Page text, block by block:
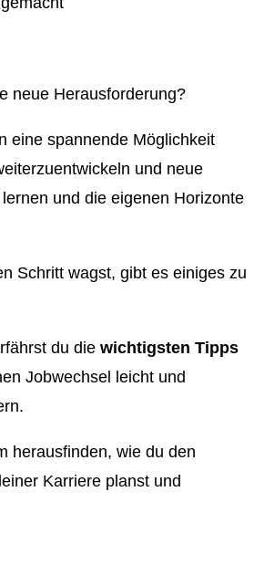
neue Herausforderung?
eine spannende Möglichkeit
und neue
und die eigenen Horizonte
Schritt wagst, gibt es einiges zu
du die wichtigsten Tipps
Jobwechsel leicht und
herausfinden, wie du den
Karriere planst und